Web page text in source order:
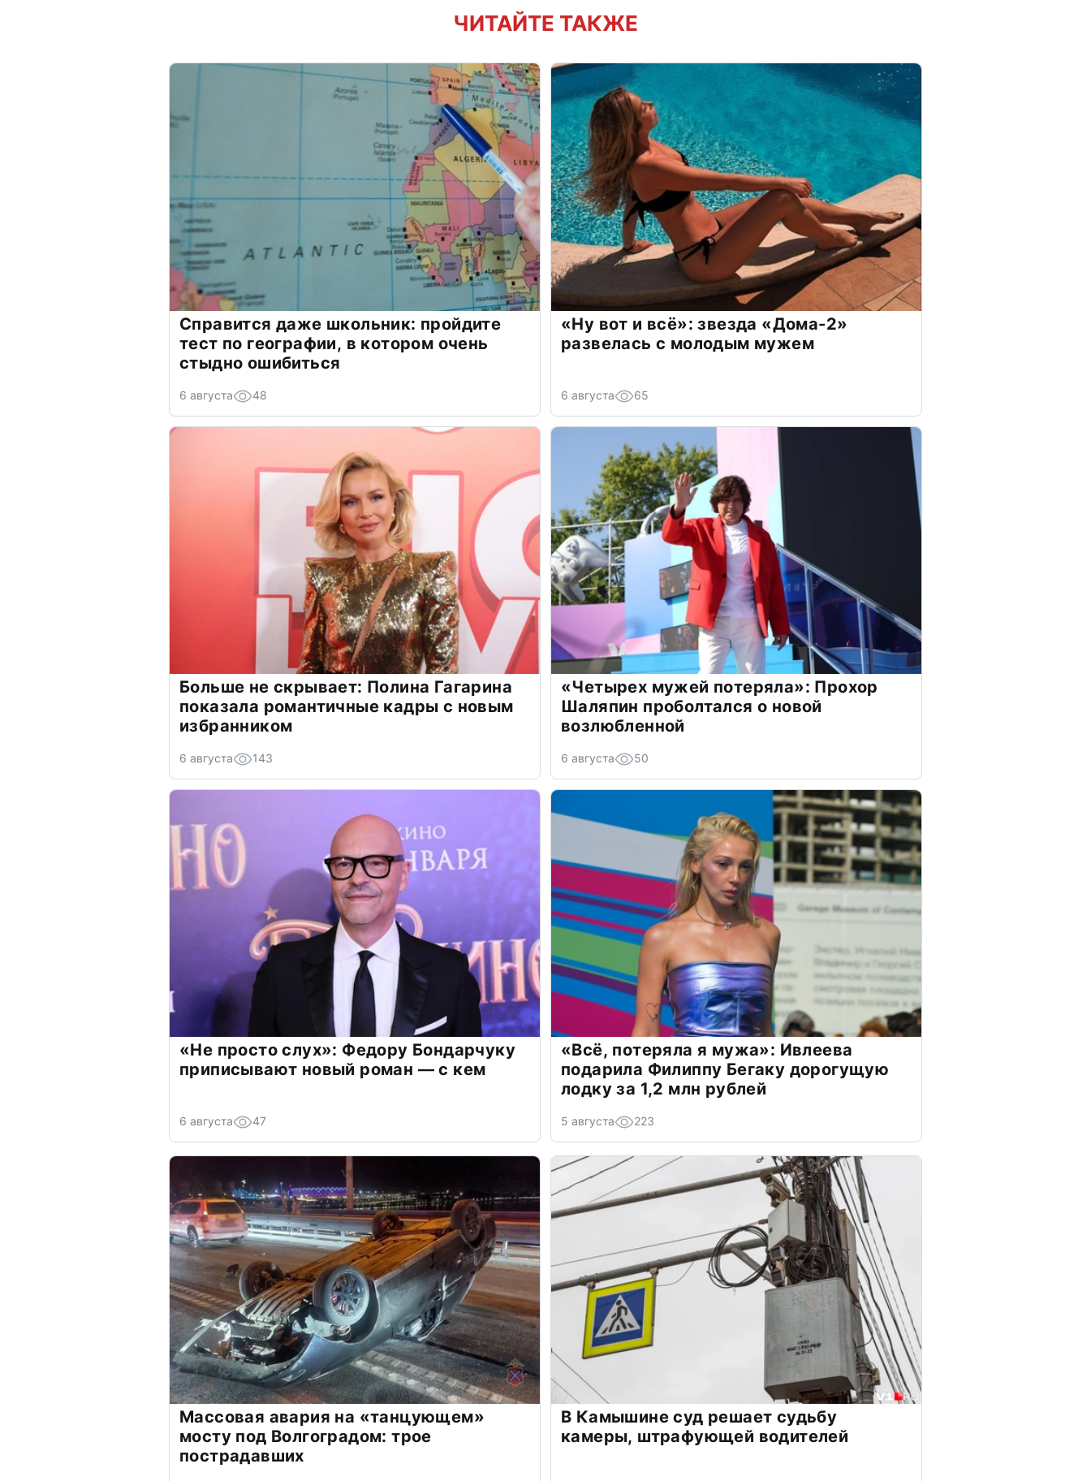
ЧИТАЙТЕ ТАКЖЕ
Справится даже школьник: пройдите
тест по географии, в котором очень
стыдно ошибиться
6 августа 48
«Ну вот и всё»: звезда «Дома-2»
развелась с молодым мужем
6 августа 65
Больше не скрывает: Полина Гагарина
показала романтичные кадры с новым
избранником
6 августа 143
«Четырех мужей потеряла»: Прохор
Шаляпин проболтался о новой
возлюбленной
6 августа 50
«Не просто слух»: Федору Бондарчуку
приписывают новый роман — с кем
6 августа 47
«Всё, потеряла я мужа»: Ивлеева
подарила Филиппу Бегаку дорогущую
лодку за 1,2 млн рублей
5 августа 223
Массовая авария на «танцующем»
мосту под Волгоградом: трое
пострадавших
В Камышине суд решает судьбу
камеры, штрафующей водителей